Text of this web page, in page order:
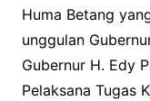
Huma Betang
unggulan
Gubernur H. Edy
Pelaksana Tugas